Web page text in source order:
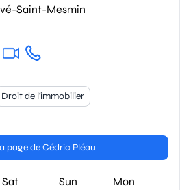
Saint-Mesmin
Droit de l'immobilier
page de Cédric Pléau
Sat
Sun
Mon